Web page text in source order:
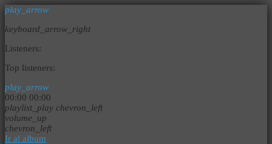
play_arrow
keyboard_arrow_right
Listeners:
Top listeners:
play_arrow
00:00 00:00
playlist_play chevron_left
volume_up
chevron_left
Ir al album